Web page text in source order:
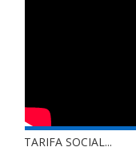
TARIFA SOCIAL...